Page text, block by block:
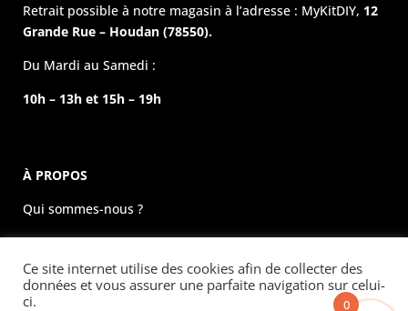
Retrait possible à notre magasin à l’adresse : MyKitDIY, 12
Grande Rue – Houdan (78550).
Du Mardi au Samedi :
10h – 13h et 15h – 19h
À PROPOS
Qui sommes-nous ?
La boutique physique
Évènements
Ce site internet utilise des cookies afin de collecter des
données et vous assurer une parfaite navigation sur celui-
ci.
0